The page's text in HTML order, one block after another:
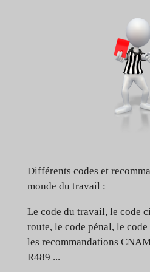
Différents codes et
monde du travail :
Le code du travail, le code
route, le code pénal, le
les recommandations
R489 ...